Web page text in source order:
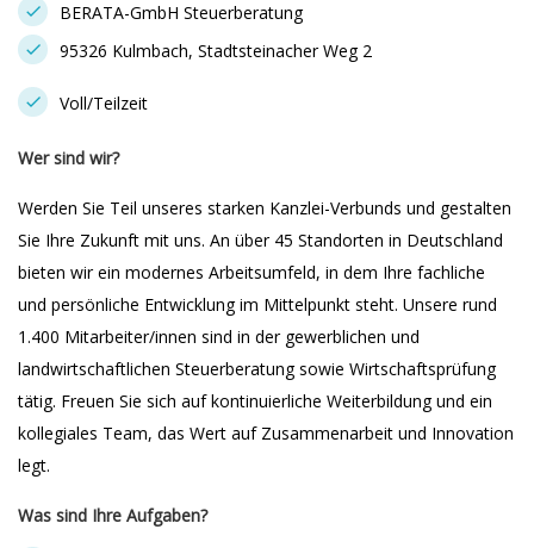
BERATA-GmbH Steuerberatung
95326 Kulmbach, Stadtsteinacher Weg 2
Voll/Teilzeit
Wer sind wir?
Werden Sie Teil unseres starken Kanzlei-Verbunds und gestalten
Sie Ihre Zukunft mit uns. An über 45 Standorten in Deutschland
bieten wir ein modernes Arbeitsumfeld, in dem Ihre fachliche
und persönliche Entwicklung im Mittelpunkt steht. Unsere rund
1.400 Mitarbeiter/innen sind in der gewerblichen und
landwirtschaftlichen Steuerberatung sowie Wirtschaftsprüfung
tätig. Freuen Sie sich auf kontinuierliche Weiterbildung und ein
kollegiales Team, das Wert auf Zusammenarbeit und Innovation
legt.
Was sind Ihre Aufgaben?